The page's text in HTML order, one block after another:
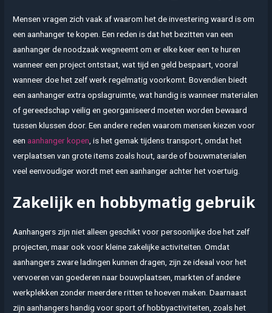
Mensen vragen zich vaak af waarom het de investering waard is om
een aanhanger te kopen. Een reden is dat het bezitten van een
aanhanger de noodzaak wegneemt om er elke keer een te huren
wanneer een project ontstaat, wat tijd en geld bespaart, vooral
wanneer doe het zelf werk regelmatig voorkomt. Bovendien biedt
een aanhanger extra opslagruimte, wat handig is wanneer materialen
of gereedschap veilig en georganiseerd moeten worden bewaard
tussen klussen door. Een andere reden waarom mensen kiezen voor
een aanhanger kopen , is het gemak tijdens transport, omdat het
verplaatsen van grote items zoals hout, aarde of bouwmaterialen
veel eenvoudiger wordt met een aanhanger achter het voertuig.
Zakelijk en hobbymatig gebruik
Aanhangers zijn niet alleen geschikt voor persoonlijke doe het zelf
projecten, maar ook voor kleine zakelijke activiteiten. Omdat
aanhangers zware ladingen kunnen dragen, zijn ze ideaal voor het
vervoeren van goederen naar bouwplaatsen, markten of andere
werkplekken zonder meerdere ritten te hoeven maken. Daarnaast
zijn aanhangers handig voor sport of hobbyactiviteiten, zoals het